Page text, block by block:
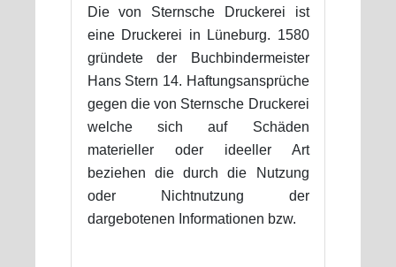
Die von Sternsche Druckerei ist
eine Druckerei in Lüneburg. 1580
gründete der Buchbindermeister
Hans Stern 14. Haftungsansprüche
gegen die von Sternsche Druckerei
welche sich auf Schäden
materieller oder ideeller Art
beziehen die durch die Nutzung
oder Nichtnutzung der
dargebotenen Informationen bzw.